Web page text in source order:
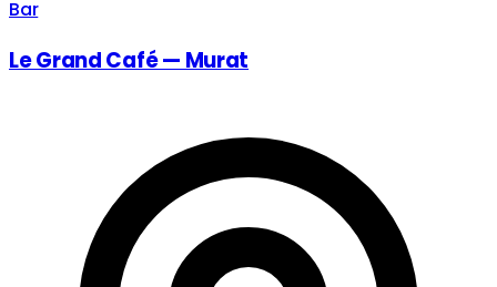
Bar
Le Grand Café — Murat